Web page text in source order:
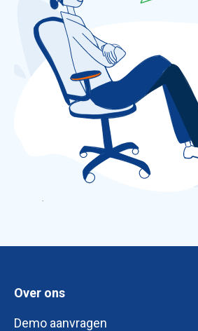
Over ons
Demo aanvragen